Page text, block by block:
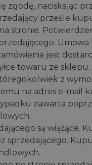
naciskając
prześle
stronie.
jest
towaru ze sklepu.
z
na adres e-
zawarta
są
sprzedającego.